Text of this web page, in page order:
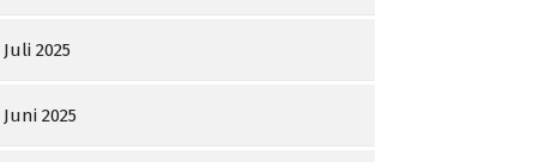
Juli 2025
Juni 2025